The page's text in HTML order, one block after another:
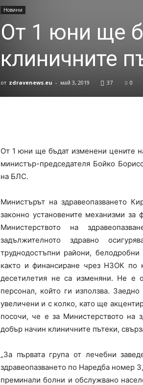
Новини
От 1 юни ще
клиничните
от zdravenews.eu - май 3, 2019 37 0
От 1 юни ще бъдат изменени цените
министър-председателя Бойко
на БЛС.
Министърът на здравеопазването
законно установените механизми
Министерството на
задължителното здравно
труднодостъпни райони,
както и финансиране чрез НЗОК по
десетилетия не са изменяни. Не е
персонал, който ги използва.
увеличени и с колко, като ще
посочи, че е за Министерството на
добър начин клиничните пътеки,
„За първата група от лечебни
здравеопазването по Наредба номер
преминали болни и обслужвано